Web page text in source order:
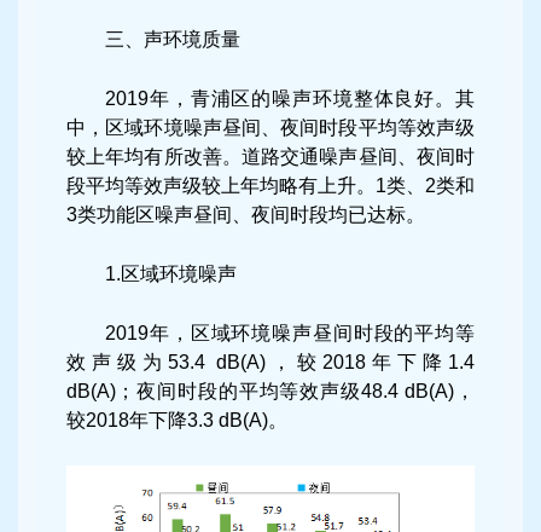
三、声环境质量
2019年，青浦区的噪声环境整体良好。其
中，区域环境噪声昼间、夜间时段平均等效声级
较上年均有所改善。道路交通噪声昼间、夜间时
段平均等效声级较上年均略有上升。1类、2类和
3类功能区噪声昼间、夜间时段均已达标。
1.区域环境噪声
2019年，区域环境噪声昼间时段的平均等
效声级为53.4 dB(A)，较2018年下降1.4
dB(A)；夜间时段的平均等效声级48.4 dB(A)，
较2018年下降3.3 dB(A)。